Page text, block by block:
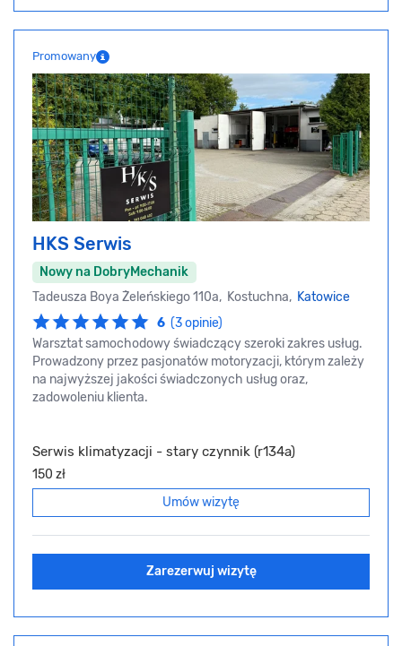
Promowany
HKS Serwis
Nowy na DobryMechanik
Tadeusza Boya Żeleńskiego 110a, Kostuchna, Katowice
6 (3 opinie)
Warsztat samochodowy świadczący szeroki zakres usług.
Prowadzony przez pasjonatów motoryzacji, którym zależy
na najwyższej jakości świadczonych usług oraz,
zadowoleniu klienta.
Serwis klimatyzacji - stary czynnik (r134a)
150 zł
Umów wizytę
Zarezerwuj wizytę